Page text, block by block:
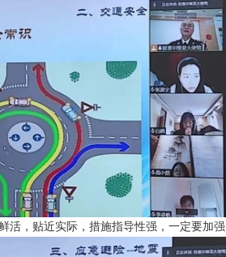
，贴近实际，措施指导性强，一定要加强